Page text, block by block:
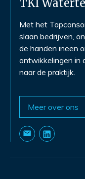
TKI
Met het
slaan bedrijven,
de handen ineen
ontwikkelingen in
naar de praktijk.
Meer over ons